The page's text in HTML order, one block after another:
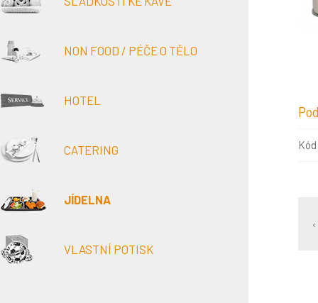
NON FOOD / PÉČE O TĚLO
HOTEL
CATERING
JÍDELNA
VLASTNÍ POTISK